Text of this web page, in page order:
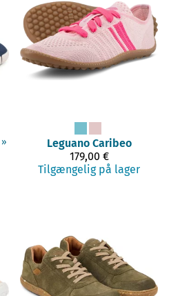
‪» Leguano Caribeo
179,00 €
Tilgængelig på lager